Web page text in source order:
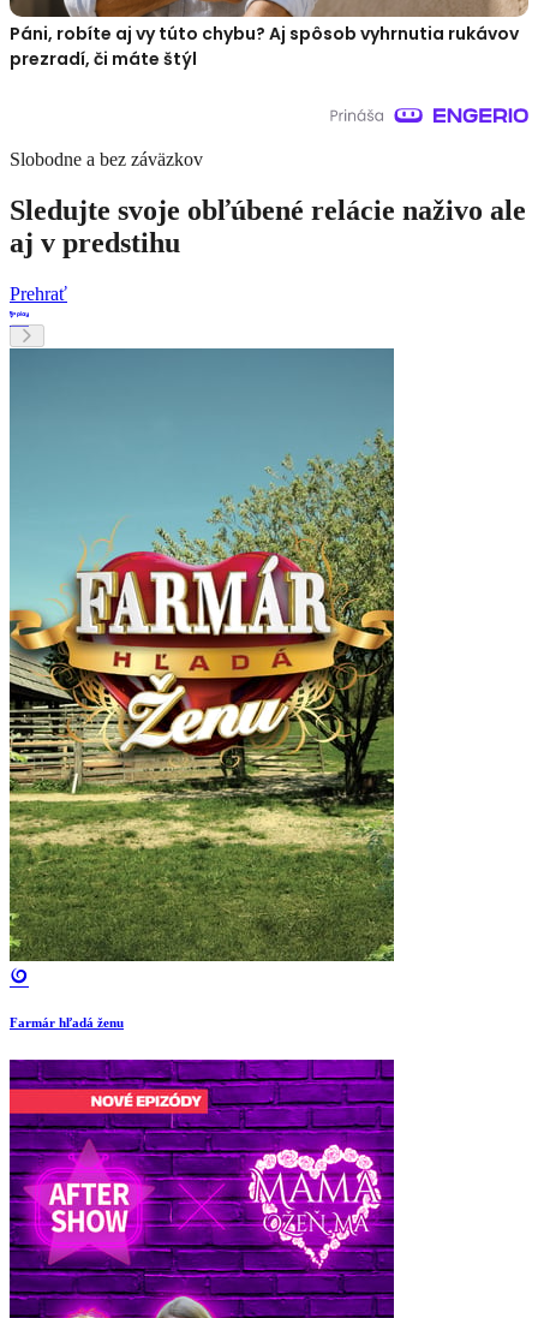
Páni, robíte aj vy túto chybu? Aj spôsob vyhrnutia rukávov
prezradí, či máte štýl
Slobodne a bez záväzkov
Sledujte svoje obľúbené relácie naživo ale
aj v predstihu
Prehrať
Farmár hľadá ženu